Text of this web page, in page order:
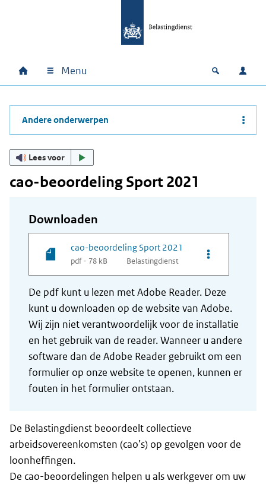
Hoofdnavigatie
Home Menu Open
Andere onderwerpen
Lees voor
cao-beoordeling Sport 2021
Downloaden
cao-beoordeling Sport 2021
pdf - 78 kB Belastingdienst
Opties van
De pdf kunt u lezen met Adobe Reader. Deze
kunt u downloaden op de website van Adobe.
Wij zijn niet verantwoordelijk voor de installatie
en het gebruik van de reader. Wanneer u andere
software dan de Adobe Reader gebruikt om een
formulier op onze website te openen, kunnen er
fouten in het formulier ontstaan.
De Belastingdienst beoordeelt collectieve
arbeidsovereenkomsten (cao’s) op gevolgen voor de
loonheffingen.
De cao-beoordelingen helpen u als werkgever om uw